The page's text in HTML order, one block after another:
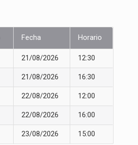
Fecha Horario
21/08/2026 12:30
21/08/2026 16:30
22/08/2026 12:00
22/08/2026 16:00
23/08/2026 15:00